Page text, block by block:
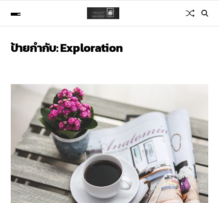
ป้ายกำกับ:Exploration